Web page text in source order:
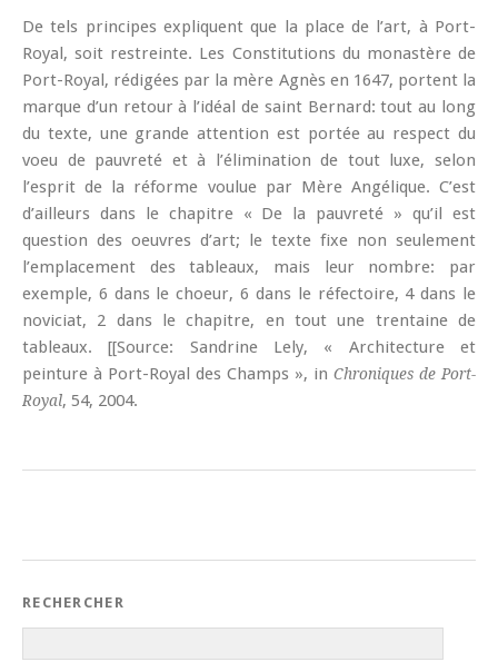
De tels principes expliquent que la place de l’art, à Port-
Royal, soit restreinte. Les Constitutions du monastère de
Port-Royal, rédigées par la mère Agnès en 1647, portent la
marque d’un retour à l’idéal de saint Bernard: tout au long
du texte, une grande attention est portée au respect du
voeu de pauvreté et à l’élimination de tout luxe, selon
l’esprit de la réforme voulue par Mère Angélique. C’est
d’ailleurs dans le chapitre « De la pauvreté » qu’il est
question des oeuvres d’art; le texte fixe non seulement
l’emplacement des tableaux, mais leur nombre: par
exemple, 6 dans le choeur, 6 dans le réfectoire, 4 dans le
noviciat, 2 dans le chapitre, en tout une trentaine de
tableaux. [[Source: Sandrine Lely, « Architecture et
peinture à Port-Royal des Champs », in Chroniques de Port-
Royal, 54, 2004.
RECHERCHER